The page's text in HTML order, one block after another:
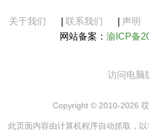
关于我们 联系我们 声明
网站备案： 渝ICP备
访问电脑
Copyright © 2010-2026
此页面内容由计算机程序自动抓取，